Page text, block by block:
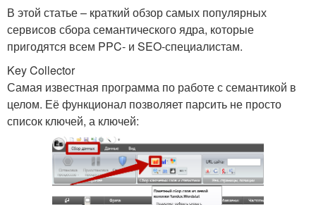
В этой статье – краткий обзор самых популярных
сервисов сбора семантического ядра, которые
пригодятся всем PPC- и SEO-специалистам.
Key Collector
Самая известная программа по работе с семантикой в
целом. Её функционал позволяет парсить не просто
список ключей, а ключей: